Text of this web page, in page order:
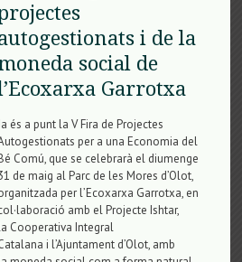
i de la
social de
Garrotxa
és a punt la V Fira de Projectes
per a una Economia del
Comú, que se celebrarà el diumenge
de maig al Parc de les Mores d’Olot,
per l’Ecoxarxa Garrotxa, en
amb el Projecte Ishtar,
Cooperativa Integral
i l’Ajuntament d’Olot, amb